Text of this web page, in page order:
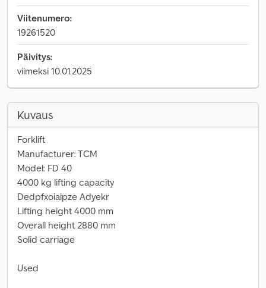
Viitenumero:
19261520
Päivitys:
viimeksi 10.01.2025
Kuvaus
Forklift
Manufacturer: TCM
Model: FD 40
4000 kg lifting capacity
Dedpfxoiaipze Adyekr
Lifting height 4000 mm
Overall height 2880 mm
Solid carriage
Used